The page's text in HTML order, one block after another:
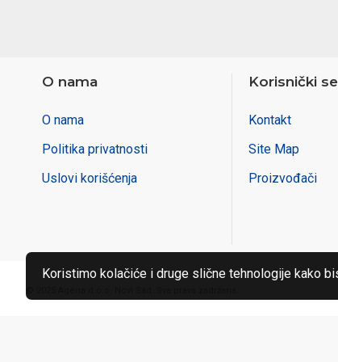
O nama
O nama
Politika privatnosti
Uslovi korišćenja
Korisnički
Kontakt
Site Map
Proizvođači
Koristimo kolačiće i druge slične tehnologije kako